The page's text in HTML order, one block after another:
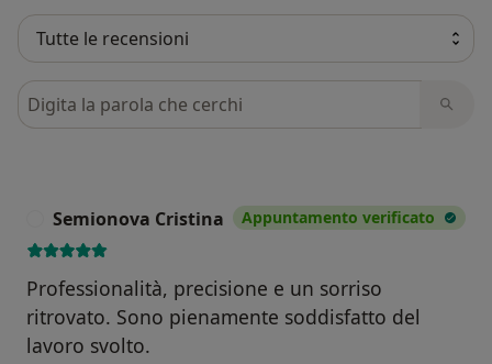
Cerca nelle recensioni
Semionova Cristina Appuntamento verificato
Professionalità, precisione e un sorriso
ritrovato. Sono pienamente soddisfatto del
lavoro svolto.